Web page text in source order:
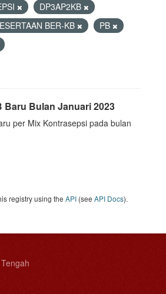
DP3AP2KB
BER-KB
PB
Baru Bulan Januari 2023
per Mix Kontrasepsi pada bulan
registry using the API (see API Docs).